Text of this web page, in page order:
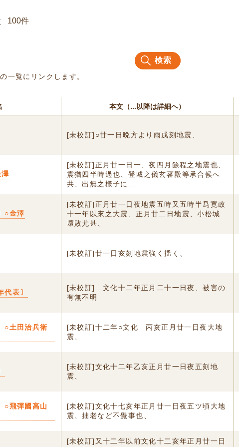
検索
一覧にリンクします。
本文（...以降は詳細へ）
[未校訂]○廿一日晩方より雨戌刻地震、
澤
[未校訂]正月廿一日一、夜四月餘程之地震也、
震猶四半時過也、登城之儀玄蕃殿等承合候へ
共、出無之様子に...
○金澤
[未校訂]正月廿一日夜地震五時又五時半爲寛政
十一年以來之大震、正月廿二日地震、小松城
壞敗尤甚、
[未校訂]廿一日亥刻地震強く揺く、
代表〕
[未校訂] 文化十二年正月二十一日夜、被害の
有無不明
○土田治兵衛
[未校訂]十二年○文化 丙亥正月廿一日夜大地
震、
[未校訂]文化十二年乙亥正月廿一日夜五刻地
震、
○飛彈國高山
[未校訂]文化十七亥年正月廿一日夜五ツ頃大地
震、拙老など不覺事也、
[未校訂]又十二年以前文化十二亥年正月廿一日